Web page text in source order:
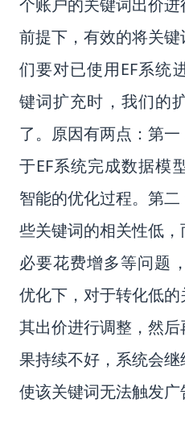
个账户的关键词出价
前提下，有效的将关
们要对已使用EF系统
键词扩充时，我们的
了。原因有两点：第
于EF系统完成数据模
智能的优化过程。第
些关键词的相关性低
必要花费增多等问题
优化下，对于转化低
其出价进行调整，然
果持续不好，系统会
使该关键词无法触发广